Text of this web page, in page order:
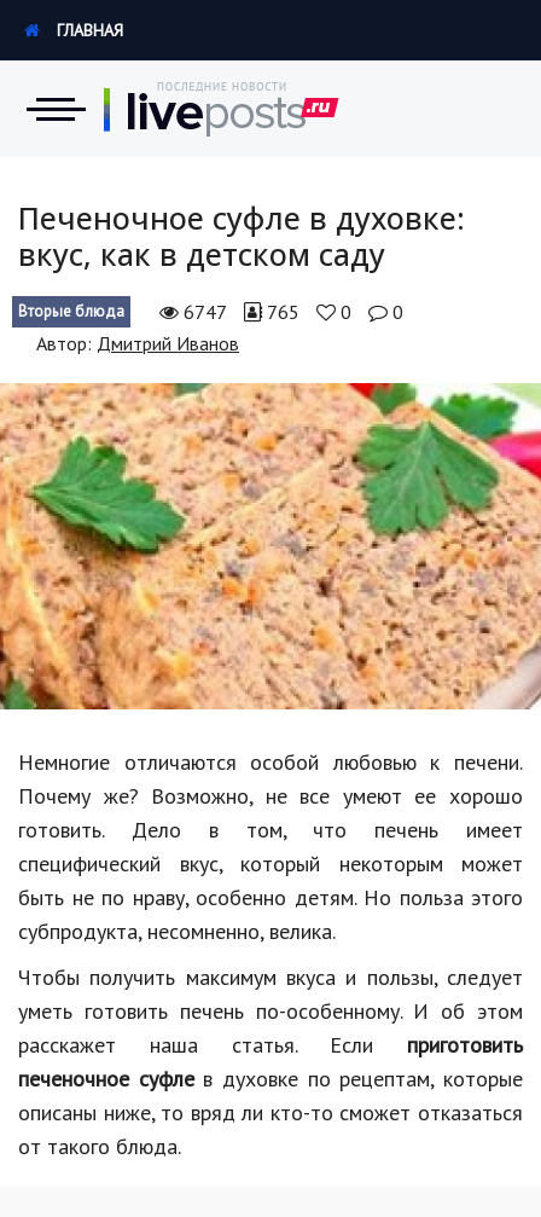
Экономика
Происшествия
Россия
Наука и техника
Политика
Образование
В мире
Культура
Авто, мото
Спорт
Знаменитости
Статьи
Обзоры
Рецепты
Красота и здоровье
Hi-Tech. Интернет
Авто, мото
ГЛАВНАЯ
Печеночное суфле в духовке:
вкус, как в детском саду
Вторые блюда 6747 765 0
0
Автор: Дмитрий Иванов
Немногие отличаются особой любовью к печени.
Почему же? Возможно, не все умеют ее хорошо
готовить. Дело в том, что печень имеет
специфический вкус, который некоторым может
быть не по нраву, особенно детям. Но польза этого
субпродукта, несомненно, велика.
Чтобы получить максимум вкуса и пользы, следует
уметь готовить печень по-особенному. И об этом
расскажет наша статья. Если приготовить
печеночное суфлев духовке по рецептам, которые
описаны ниже, то вряд ли кто-то сможет отказаться
от такого блюда.